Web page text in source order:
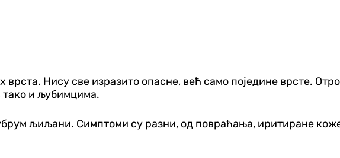
врста. Нису све изразито опасне, већ само поједине врсте.
и љубимцима.
љиљани. Симптоми су разни, од повраћања, иритиране